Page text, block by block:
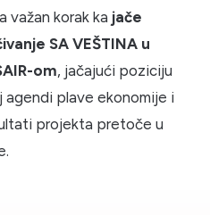
važan korak ka jače
SA VEŠTINA u
om, jačajući poziciju
agendi plave ekonomije i
projekta pretoče u